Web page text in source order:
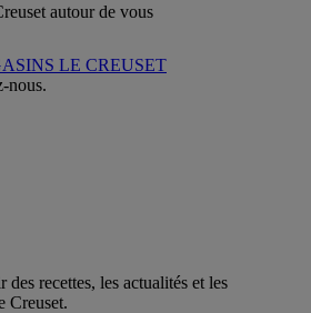
autour de vous
LE CREUSET
nous.
recettes, les actualités et les
Creuset.